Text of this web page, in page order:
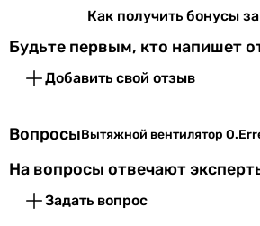
Цвет
передней
панели
Высота
передней
Как получить бонусы
Будьте первым, кто напишет
Добавить свой отзыв
ВопросыВытяжной вентилятор
На вопросы отвечают
Задать вопрос